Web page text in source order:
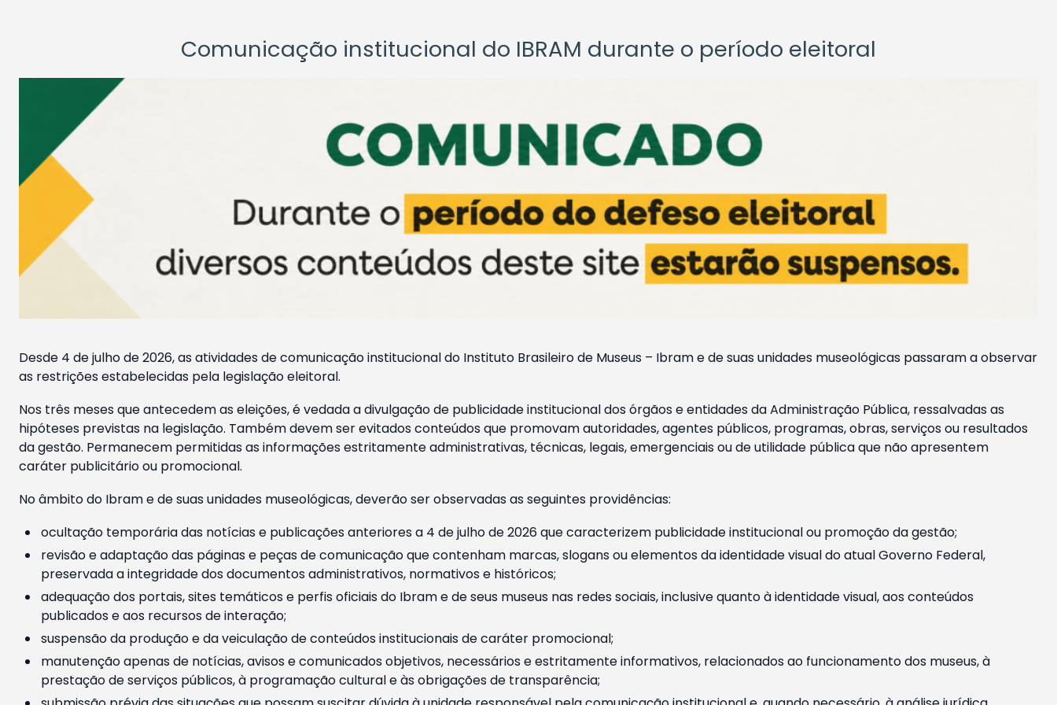
Comunicação institucional do IBRAM durante o período eleitoral
Desde 4 de julho de 2026, as atividades de comunicação institucional do Instituto Brasileiro de Museus – Ibram e de suas unidades museológicas passaram a observar
as restrições estabelecidas pela legislação eleitoral.
Nos três meses que antecedem as eleições, é vedada a divulgação de publicidade institucional dos órgãos e entidades da Administração Pública, ressalvadas as
hipóteses previstas na legislação. Também devem ser evitados conteúdos que promovam autoridades, agentes públicos, programas, obras, serviços ou resultados
da gestão. Permanecem permitidas as informações estritamente administrativas, técnicas, legais, emergenciais ou de utilidade pública que não apresentem
caráter publicitário ou promocional.
No âmbito do Ibram e de suas unidades museológicas, deverão ser observadas as seguintes providências:
ocultação temporária das notícias e publicações anteriores a 4 de julho de 2026 que caracterizem publicidade institucional ou promoção da gestão;
revisão e adaptação das páginas e peças de comunicação que contenham marcas, slogans ou elementos da identidade visual do atual Governo Federal,
preservada a integridade dos documentos administrativos, normativos e históricos;
adequação dos portais, sites temáticos e perfis oficiais do Ibram e de seus museus nas redes sociais, inclusive quanto à identidade visual, aos conteúdos
publicados e aos recursos de interação;
suspensão da produção e da veiculação de conteúdos institucionais de caráter promocional;
manutenção apenas de notícias, avisos e comunicados objetivos, necessários e estritamente informativos, relacionados ao funcionamento dos museus, à
prestação de serviços públicos, à programação cultural e às obrigações de transparência;